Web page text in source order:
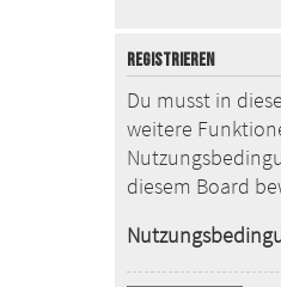
REGISTRIEREN
Du musst in
weitere
diesem Board